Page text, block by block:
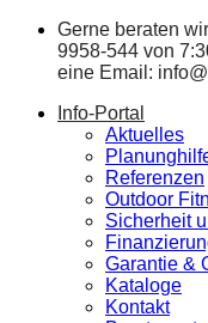
Zum
springen
Gerne beraten
9958-544 von
eine Email:
Info-Portal
Aktuelles
Referenzen
Outdoor
Sicherheit
Garantie &
Kataloge
Kontakt